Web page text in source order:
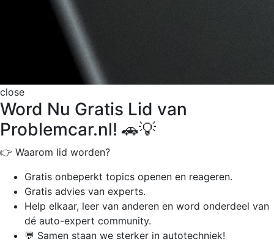
close
Word Nu Gratis Lid van
Problemcar.nl! 🚗💡
👉 Waarom lid worden?
Gratis onbeperkt topics openen en reageren.
Gratis advies van experts.
Help elkaar, leer van anderen en word onderdeel van
dé auto-expert community.
💬 Samen staan we sterker in autotechniek!